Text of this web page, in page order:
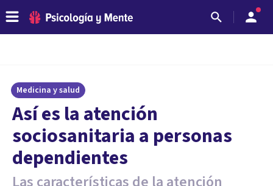
Medicina y salud
Así es la atención
sociosanitaria a personas
dependientes